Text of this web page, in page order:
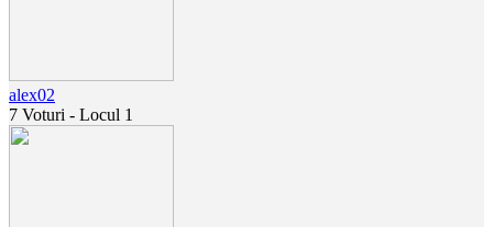
alex02
7 Voturi - Locul 1